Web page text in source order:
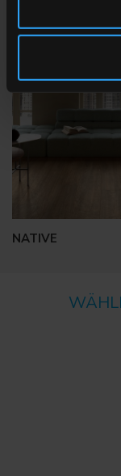
BIOTERRE
NATIVE